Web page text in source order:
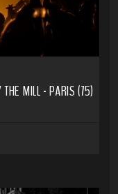
MILL - PARIS (75)